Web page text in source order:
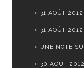
31 AOÛT
31 AOÛT
UNE NOTE
30 AOÛT